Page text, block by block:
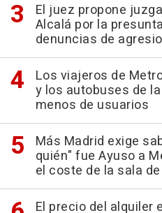
El juez propone
Alcalá por la
denuncias de
Los viajeros de
y los autobuses de
menos de usuarios
Más Madrid exige
quién" fue Ayuso a
el coste de la sala
El precio del alquiler